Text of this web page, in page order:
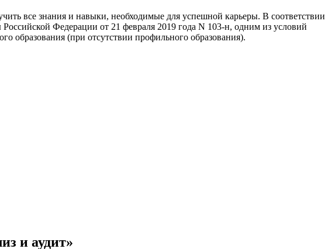
все знания и навыки, необходимые для успешной карьеры. В соответствии
Федерации от 21 февраля 2019 года N 103-н, одним из условий
образования (при отсутствии профильного образования).
и аудит»